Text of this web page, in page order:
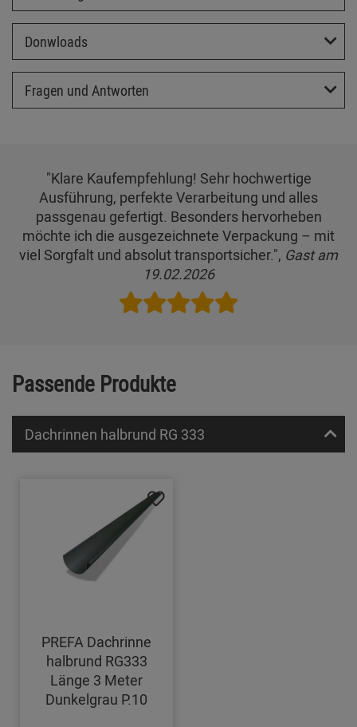
Donwloads
Fragen und Antworten
"Klare Kaufempfehlung! Sehr hochwertige
Ausführung, perfekte Verarbeitung und alles
passgenau gefertigt. Besonders hervorheben
möchte ich die ausgezeichnete Verpackung – mit
viel Sorgfalt und absolut transportsicher.", Gast am
19.02.2026
Passende Produkte
Dachrinnen halbrund RG 333
PREFA Dachrinne
halbrund RG333
Länge 3 Meter
Dunkelgrau P.10